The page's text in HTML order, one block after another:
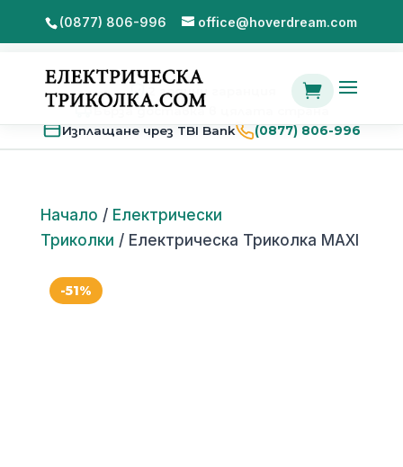
(0877) 806-996 office@hoverdream.com

2 години гаранция
Бърза доставка в цялата страна
Изплащане чрез TBI Bank
(0877) 806-996
Начало / Електрически
Триколки / Електрическа Триколка MAXI
-51%